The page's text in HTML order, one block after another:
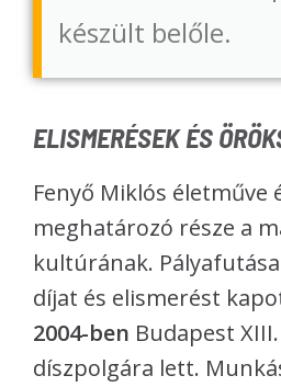
készült belőle.
ELISMERÉSEK ÉS
Fenyő Miklós életműve
meghatározó része a
kultúrának.
díjat és elismerést
2004-ben Budapest
díszpolgára lett.